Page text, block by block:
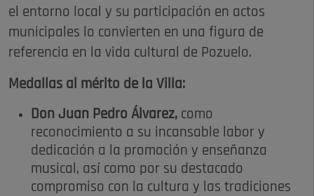
el entorno local y su participación en actos
municipales lo convierten en una figura de
referencia en la vida cultural de Pozuelo.
Medallas al mérito de la Villa:
Don Juan Pedro Álvarez, como
reconocimiento a su incansable labor y
dedicación a la promoción y enseñanza
musical, así como por su destacado
compromiso con la cultura y las tradiciones